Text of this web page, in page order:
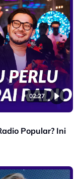
02:27
Popular? Ini